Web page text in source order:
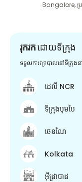
Bangalore,ប្
រុករកដោយទីក្រុង
ទទួលការព្យាបាលនៅទីក្រុង
ដេលី NCR
ទីក្រុងបុមបៃ
ចេនណៃ
Kolkata
អ៊ីដ្រាបាដ